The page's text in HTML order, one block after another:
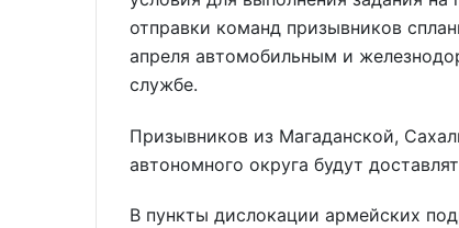
отправки команд призывников
апреля автомобильным и
службе.
Призывников из Магаданской,
автономного округа будут
В пункты дислокации армейских